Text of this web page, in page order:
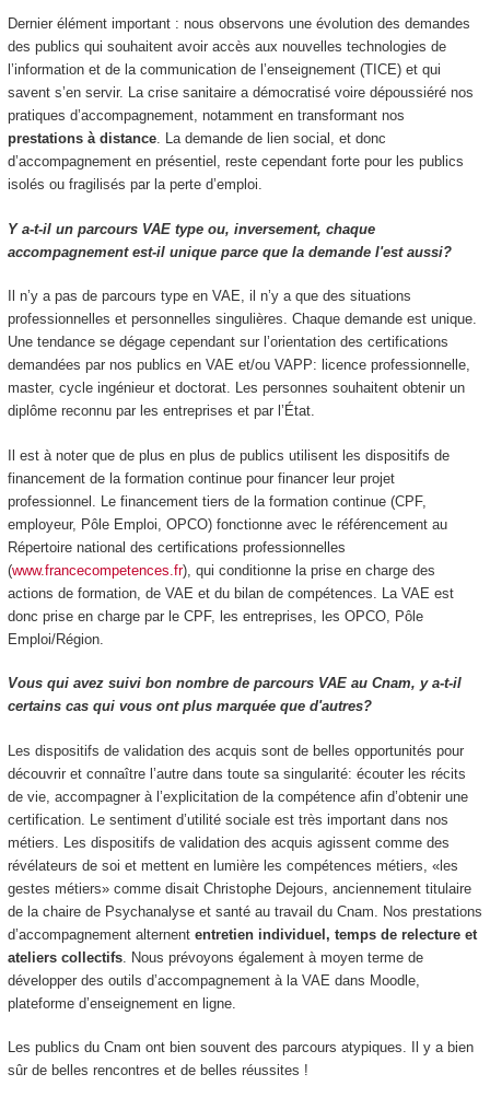
Dernier élément important : nous observons une évolution des demandes
des publics qui souhaitent avoir accès aux nouvelles technologies de
l’information et de la communication de l’enseignement (TICE) et qui
savent s’en servir. La crise sanitaire a démocratisé voire dépoussiéré nos
pratiques d’accompagnement, notamment en transformant nos
prestations à distance. La demande de lien social, et donc
d’accompagnement en présentiel, reste cependant forte pour les publics
isolés ou fragilisés par la perte d’emploi.
Y a-t-il un parcours VAE type ou, inversement, chaque
accompagnement est-il unique parce que la demande l'est aussi?
Il n’y a pas de parcours type en VAE, il n’y a que des situations
professionnelles et personnelles singulières. Chaque demande est unique.
Une tendance se dégage cependant sur l’orientation des certifications
demandées par nos publics en VAE et/ou VAPP: licence professionnelle,
master, cycle ingénieur et doctorat. Les personnes souhaitent obtenir un
diplôme reconnu par les entreprises et par l’État.
Il est à noter que de plus en plus de publics utilisent les dispositifs de
financement de la formation continue pour financer leur projet
professionnel. Le financement tiers de la formation continue (CPF,
employeur, Pôle Emploi, OPCO) fonctionne avec le référencement au
Répertoire national des certifications professionnelles
(www.francecompetences.fr), qui conditionne la prise en charge des
actions de formation, de VAE et du bilan de compétences. La VAE est
donc prise en charge par le CPF, les entreprises, les OPCO, Pôle
Emploi/Région.
Vous qui avez suivi bon nombre de parcours VAE au Cnam, y a-t-il
certains cas qui vous ont plus marquée que d'autres?
Les dispositifs de validation des acquis sont de belles opportunités pour
découvrir et connaître l’autre dans toute sa singularité: écouter les récits
de vie, accompagner à l’explicitation de la compétence afin d’obtenir une
certification. Le sentiment d’utilité sociale est très important dans nos
métiers. Les dispositifs de validation des acquis agissent comme des
révélateurs de soi et mettent en lumière les compétences métiers, «les
gestes métiers» comme disait Christophe Dejours, anciennement titulaire
de la chaire de Psychanalyse et santé au travail du Cnam. Nos prestations
d’accompagnement alternent entretien individuel, temps de relecture et
ateliers collectifs. Nous prévoyons également à moyen terme de
développer des outils d’accompagnement à la VAE dans Moodle,
plateforme d’enseignement en ligne.
Les publics du Cnam ont bien souvent des parcours atypiques. Il y a bien
sûr de belles rencontres et de belles réussites !